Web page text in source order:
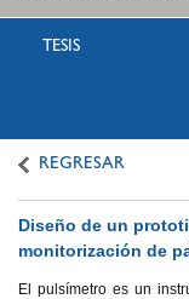
TESIS
REGRESAR
Diseño de un
monitorización de
El pulsímetro es un